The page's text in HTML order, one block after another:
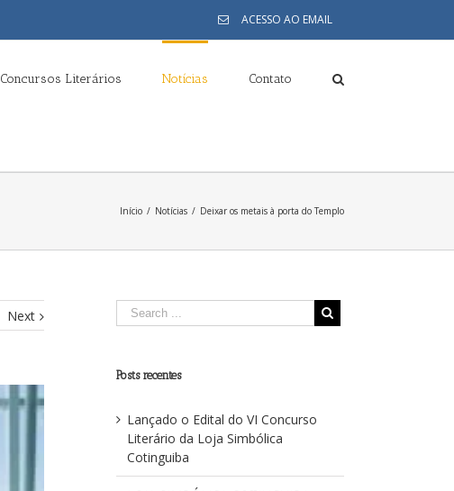
ACESSO AO EMAIL
Concursos Literários Notícias Contato
Início / Notícias / Deixar os metais à porta do Templo
Next
Posts recentes
Lançado o Edital do VI Concurso
Literário da Loja Simbólica
Cotinguiba